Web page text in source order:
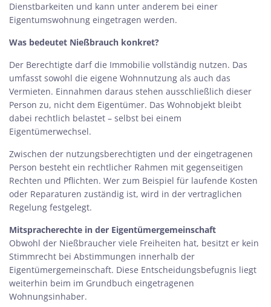
Dienstbarkeiten und kann unter anderem bei einer
Eigentumswohnung eingetragen werden.
Was bedeutet Nießbrauch konkret?
Der Berechtigte darf die Immobilie vollständig nutzen. Das
umfasst sowohl die eigene Wohnnutzung als auch das
Vermieten. Einnahmen daraus stehen ausschließlich dieser
Person zu, nicht dem Eigentümer. Das Wohnobjekt bleibt
dabei rechtlich belastet – selbst bei einem
Eigentümerwechsel.
Zwischen der nutzungsberechtigten und der eingetragenen
Person besteht ein rechtlicher Rahmen mit gegenseitigen
Rechten und Pflichten. Wer zum Beispiel für laufende Kosten
oder Reparaturen zuständig ist, wird in der vertraglichen
Regelung festgelegt.
Mitspracherechte in der Eigentümergemeinschaft
Obwohl der Nießbraucher viele Freiheiten hat, besitzt er kein
Stimmrecht bei Abstimmungen innerhalb der
Eigentümergemeinschaft. Diese Entscheidungsbefugnis liegt
weiterhin beim im Grundbuch eingetragenen
Wohnungsinhaber.